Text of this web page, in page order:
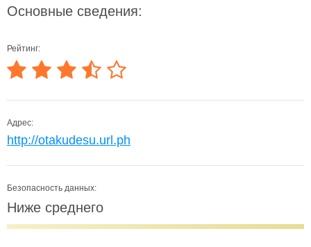
Основные сведения:
Рейтинг:
Адрес:
http://otakudesu.url.ph
Безопасность данных:
Ниже среднего